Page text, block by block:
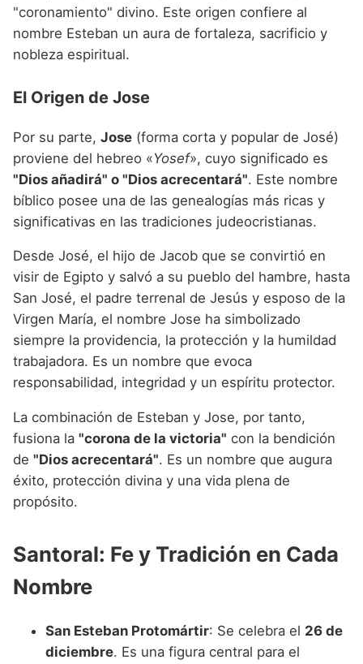
"coronamiento" divino. Este origen confiere al
nombre Esteban un aura de fortaleza, sacrificio y
nobleza espiritual.
El Origen de Jose
Por su parte, Jose (forma corta y popular de José)
proviene del hebreo «Yosef», cuyo significado es
"Dios añadirá" o "Dios acrecentará". Este nombre
bíblico posee una de las genealogías más ricas y
significativas en las tradiciones judeocristianas.
Desde José, el hijo de Jacob que se convirtió en
visir de Egipto y salvó a su pueblo del hambre, hasta
San José, el padre terrenal de Jesús y esposo de la
Virgen María, el nombre Jose ha simbolizado
siempre la providencia, la protección y la humildad
trabajadora. Es un nombre que evoca
responsabilidad, integridad y un espíritu protector.
La combinación de Esteban y Jose, por tanto,
fusiona la "corona de la victoria" con la bendición
de "Dios acrecentará". Es un nombre que augura
éxito, protección divina y una vida plena de
propósito.
Santoral: Fe y Tradición en Cada
Nombre
San Esteban Protomártir: Se celebra el 26 de
diciembre. Es una figura central para el